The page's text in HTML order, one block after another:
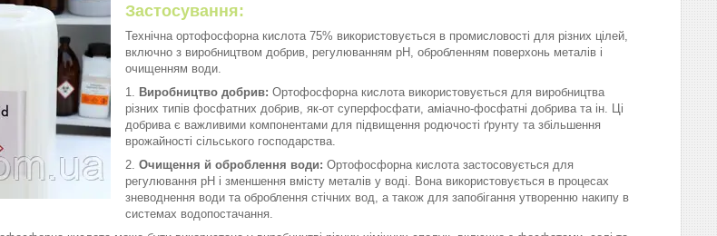
Застосування:
Технічна ортофосфорна кислота 75% використовується в промисловості для різних цілей,
включно з виробництвом добрив, регулюванням pH, обробленням поверхонь металів і
очищенням води.
Виробництво добрив: Ортофосфорна кислота використовується для виробництва
різних типів фосфатних добрив, як-от суперфосфати, аміачно-фосфатні добрива та ін. Ці
добрива є важливими компонентами для підвищення родючості ґрунту та збільшення
врожайності сільського господарства.
Очищення й оброблення води: Ортофосфорна кислота застосовується для
регулювання pH і зменшення вмісту металів у воді. Вона використовується в процесах
зневоднення води та оброблення стічних вод, а також для запобігання утворенню накипу в
системах водопостачання.